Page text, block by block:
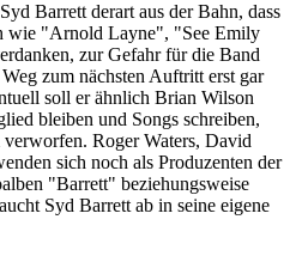
Barrett derart aus der Bahn, dass
wie "Arnold Layne", "See Emily
zur Gefahr für die Band
zum nächsten Auftritt erst gar
soll er ähnlich Brian Wilson
bleiben und Songs schreiben,
Roger Waters, David
sich noch als Produzenten der
"Barrett" beziehungsweise
Syd Barrett ab in seine eigene